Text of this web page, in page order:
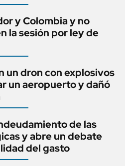
y Colombia y no
la sesión por ley de
un dron con explosivos
un aeropuerto y dañó
de las
y abre un debate
del gasto